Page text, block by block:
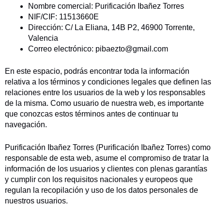
Nombre comercial: Purificación Ibañez Torres
NIF/CIF: 11513660E
Dirección: C/ La Eliana, 14B P2, 46900 Torrente,
Valencia
Correo electrónico: pibaezto@gmail.com
En este espacio, podrás encontrar toda la información
relativa a los términos y condiciones legales que definen las
relaciones entre los usuarios de la web y los responsables
de la misma. Como usuario de nuestra web, es importante
que conozcas estos términos antes de continuar tu
navegación.
Purificación Ibañez Torres (Purificación Ibañez Torres) como
responsable de esta web, asume el compromiso de tratar la
información de los usuarios y clientes con plenas garantías
y cumplir con los requisitos nacionales y europeos que
regulan la recopilación y uso de los datos personales de
nuestros usuarios.